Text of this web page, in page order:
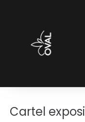
Cartel